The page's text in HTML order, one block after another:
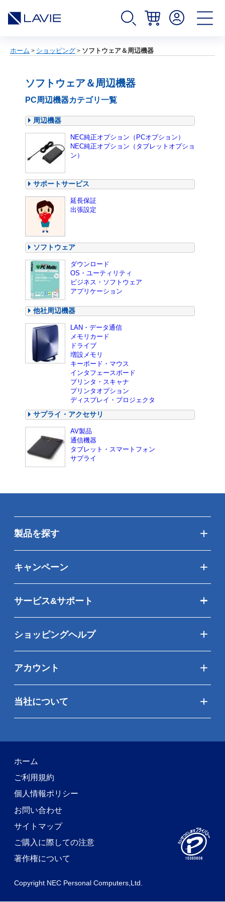
ホーム > ショッピング > ソフトウェア＆周辺機器
ソフトウェア＆周辺機器
PC周辺機器カテゴリ一覧
周辺機器
NEC純正オプション（PCオプション）
NEC純正オプション（タブレットオプショ
ン）
サポートサービス
延長保証
出張設定
ソフトウェア
ダウンロード
OS・ユーティリティ
ビジネス・ソフトウェア
アプリケーション
他社周辺機器
LAN・データ通信
メモリカード
ドライブ
増設メモリ
キーボード・マウス
インタフェースボード
プリンタ・スキャナ
プリンタオプション
ディスプレイ・プロジェクタ
サプライ・アクセサリ
AV製品
通信機器
タブレット・スマートフォン
サプライ
製品を探す
キャンペーン
サービス&サポート
ショッピングヘルプ
アカウント
当社について
ホーム
ご利用規約
個人情報ポリシー
お問い合わせ
サイトマップ
ご購入に際しての注意
著作権について
Copyright NEC Personal Computers,Ltd.